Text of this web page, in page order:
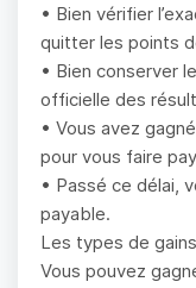
• Bien vérifier
quitter les points
• Bien conserver
officielle des
• Vous avez
pour vous faire
• Passé ce délai,
payable.
Les types de gains
Vous pouvez